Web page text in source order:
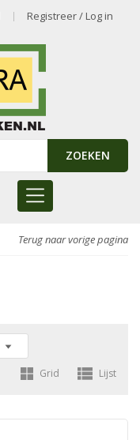
Registreer / Log in
ZOEKEN
Terug naar vorige pagina
Grid Lijst